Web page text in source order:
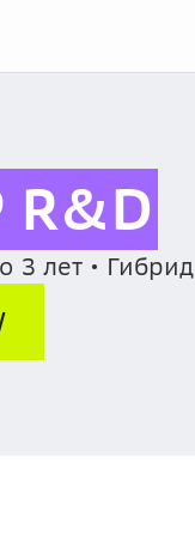
3 лет • Гибрид